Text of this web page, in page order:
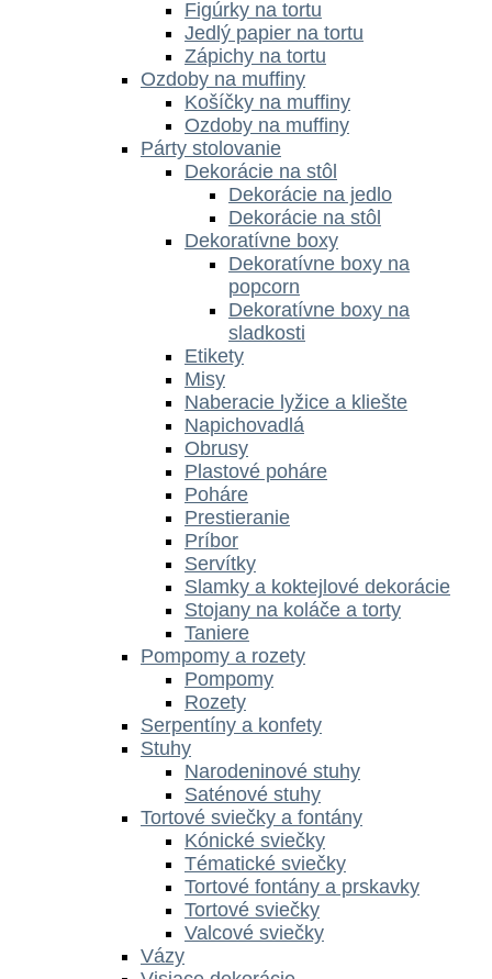
Figúrky na tortu
Jedlý papier na tortu
Zápichy na tortu
Ozdoby na muffiny
Košíčky na muffiny
Ozdoby na muffiny
Párty stolovanie
Dekorácie na stôl
Dekorácie na jedlo
Dekorácie na stôl
Dekoratívne boxy
Dekoratívne boxy na
popcorn
Dekoratívne boxy na
sladkosti
Etikety
Misy
Naberacie lyžice a kliešte
Napichovadlá
Obrusy
Plastové poháre
Poháre
Prestieranie
Príbor
Servítky
Slamky a koktejlové dekorácie
Stojany na koláče a torty
Taniere
Pompomy a rozety
Pompomy
Rozety
Serpentíny a konfety
Stuhy
Narodeninové stuhy
Saténové stuhy
Tortové sviečky a fontány
Kónické sviečky
Tématické sviečky
Tortové fontány a prskavky
Tortové sviečky
Valcové sviečky
Vázy